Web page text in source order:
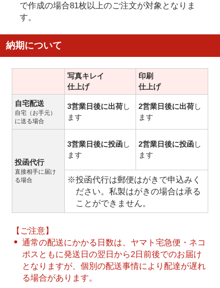
で作成の場合81枚以上のご注文が対象となりま
す。
納期について
写真キレイ
仕上げ
印刷
仕上げ
自宅配送
自宅（お手元）
に送る場合
3営業日後に出荷し
ます
2営業日後に出荷し
ます
投函代行
直接相手に届け
る場合
3営業日後に投函し
ます
2営業日後に投函し
ます
※投函代行は郵便はがきで申込みく
ださい。私製はがきの場合は承る
ことができません。
【ご注意】
通常の配送にかかる日数は、ヤマト宅急便・ネコ
ポスともに発送日の翌日から2日前後でのお届け
となりますが、個別の配送事情により配達が遅れ
る場合があります。